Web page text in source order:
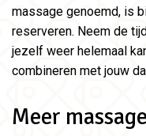
massage genoemd, is
reserveren. Neem de
jezelf weer helemaal
combineren met jouw
Meer